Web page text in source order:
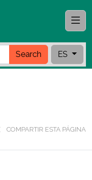
Search ES
COMPARTIR ESTA PÁGINA